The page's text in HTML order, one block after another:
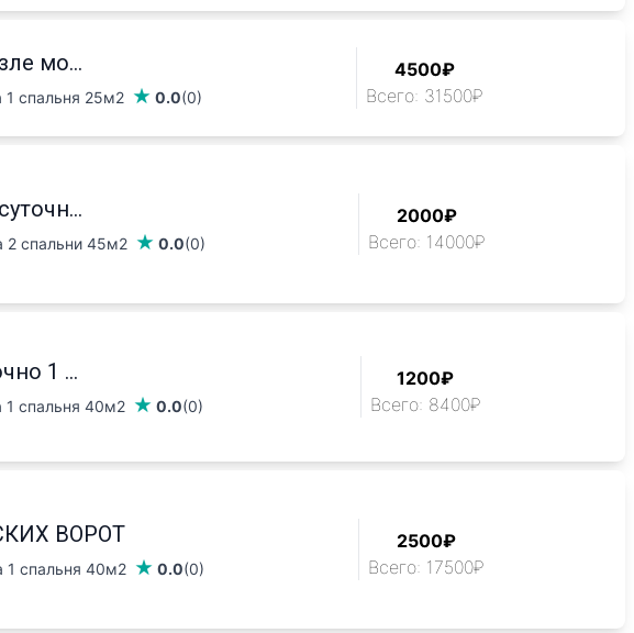
мо...
1 спальня 25м2 0.0(0)
4500₽
Всего: 31500₽
2 спальни 45м2 0.0(0)
2000₽
Всего: 14000₽
1 ...
1 спальня 40м2 0.0(0)
1200₽
Всего: 8400₽
ВОРОТ
1 спальня 40м2 0.0(0)
2500₽
Всего: 17500₽